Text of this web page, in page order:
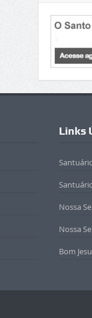
Links
Nossa
Nossa
Bom